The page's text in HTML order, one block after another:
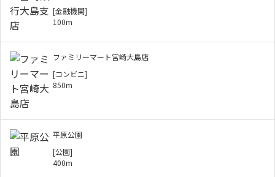
[金融機関]
100m
ファミリーマート宮崎大島店
[コンビニ]
850m
平原公園
[公園]
400m